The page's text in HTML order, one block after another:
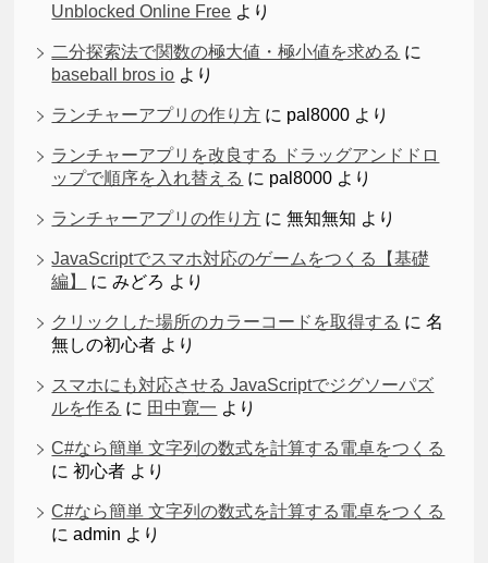
Unblocked Online Free より
二分探索法で関数の極大値・極小値を求める に
baseball bros io より
ランチャーアプリの作り方 に pal8000 より
ランチャーアプリを改良する ドラッグアンドドロ
ップで順序を入れ替える に pal8000 より
ランチャーアプリの作り方 に無知無知 より
JavaScriptでスマホ対応のゲームをつくる【基礎
編】
にみどろ より
クリックした場所のカラーコードを取得する に名
無しの初心者 より
スマホにも対応させる JavaScriptでジグソーパズ
ルを作る に 田中寛一 より
C#なら簡単 文字列の数式を計算する電卓をつくる
に初心者 より
C#なら簡単 文字列の数式を計算する電卓をつくる
にadmin より